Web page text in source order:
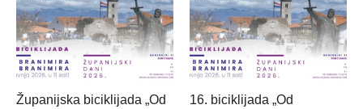
Županijska biciklijada „Od
16. biciklijada „Od